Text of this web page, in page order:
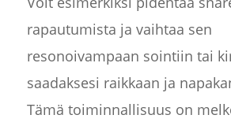
rapautumista ja vaihtaa sen
resonoivampaan sointiin tai
saadaksesi raikkaan ja
Tämä toiminnallisuus on